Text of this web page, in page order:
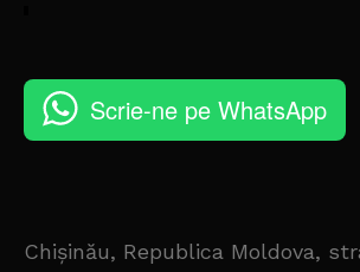
Scrie-ne pe WhatsApp
Chișinău, Republica Moldova,